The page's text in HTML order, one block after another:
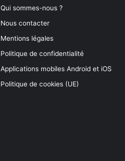
Qui sommes-nous ?
Nous contacter
Mentions légales
Politique de confidentialité
Applications mobiles Android et iOS
Politique de cookies (UE)